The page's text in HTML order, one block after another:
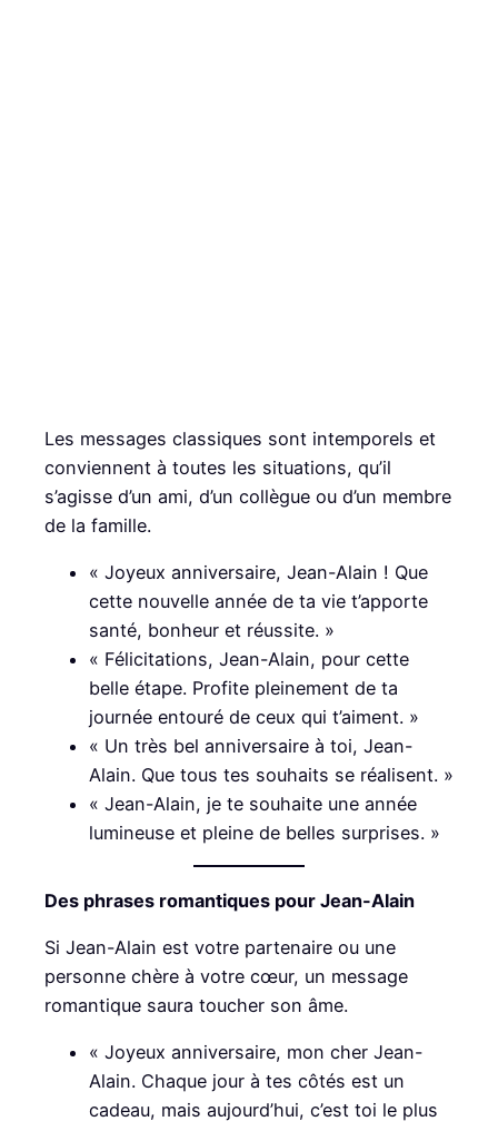
Les messages classiques sont intemporels et
conviennent à toutes les situations, qu’il
s’agisse d’un ami, d’un collègue ou d’un membre
de la famille.
« Joyeux anniversaire, Jean-Alain ! Que
cette nouvelle année de ta vie t’apporte
santé, bonheur et réussite. »
« Félicitations, Jean-Alain, pour cette
belle étape. Profite pleinement de ta
journée entouré de ceux qui t’aiment. »
« Un très bel anniversaire à toi, Jean-
Alain. Que tous tes souhaits se réalisent. »
« Jean-Alain, je te souhaite une année
lumineuse et pleine de belles surprises. »
Des phrases romantiques pour Jean-Alain
Si Jean-Alain est votre partenaire ou une
personne chère à votre cœur, un message
romantique saura toucher son âme.
« Joyeux anniversaire, mon cher Jean-
Alain. Chaque jour à tes côtés est un
cadeau, mais aujourd’hui, c’est toi le plus